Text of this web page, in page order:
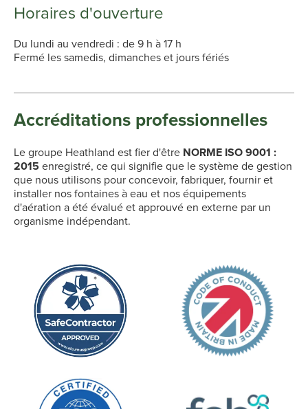
Horaires d'ouverture
Du lundi au vendredi : de 9 h à 17 h
Fermé les samedis, dimanches et jours fériés
Accréditations professionnelles
Le groupe Heathland est fier d'être NORME ISO 9001 :
2015 enregistré, ce qui signifie que le système de gestion
que nous utilisons pour concevoir, fabriquer, fournir et
installer nos fontaines à eau et nos équipements
d'aération a été évalué et approuvé en externe par un
organisme indépendant.